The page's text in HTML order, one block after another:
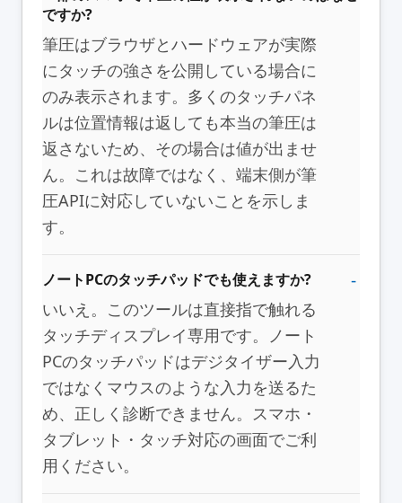
ですか?
筆圧はブラウザとハードウェアが実際
にタッチの強さを公開している場合に
のみ表示されます。多くのタッチパネ
ルは位置情報は返しても本当の筆圧は
返さないため、その場合は値が出ませ
ん。これは故障ではなく、端末側が筆
圧APIに対応していないことを示しま
す。
ノートPCのタッチパッドでも使えますか?
いいえ。このツールは直接指で触れる
タッチディスプレイ専用です。ノート
PCのタッチパッドはデジタイザー入力
ではなくマウスのような入力を送るた
め、正しく診断できません。スマホ・
タブレット・タッチ対応の画面でご利
用ください。